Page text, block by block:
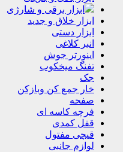
ابزار برقی و شارژی
ابزار خلاق و جدید
ابزار دستی
انبر کلاغی
اینورتر جوش
تفنگ میخکوب
جک
خار جمع کن وبازکن
صفحه
فرچه کاسه ای
قفل کمدی
قیچی مفتول
لوازم جانبی